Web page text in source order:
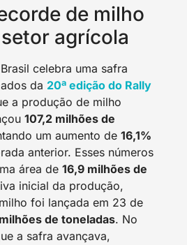
de milho
agrícola
celebra uma safra
da 20ª edição do Rally
a produção de milho
107,2 milhões de
um aumento de 16,1%
anterior. Esses números
área de 16,9 milhões de
inicial da produção,
foi lançada em 23 de
de toneladas. No
a safra avançava,